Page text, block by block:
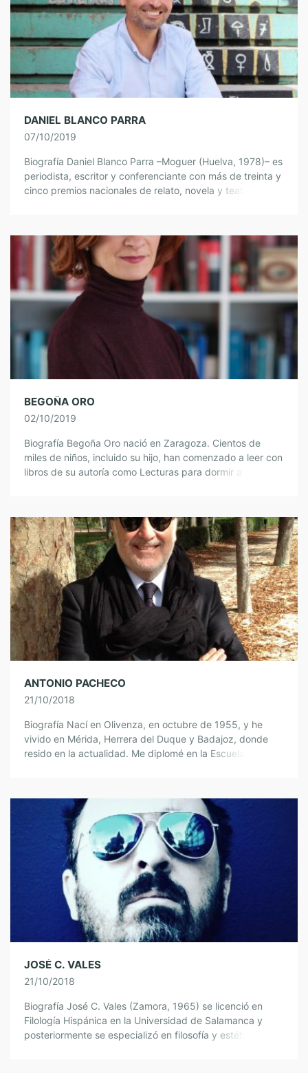
DANIEL BLANCO PARRA
07/10/2019
Biografía Daniel Blanco Parra –Moguer (Huelva, 1978)– es
periodista, escritor y conferenciante con más de treinta y
cinco premios nacionales de relato, novela y teatro, como
BEGOÑA ORO
02/10/2019
Biografía Begoña Oro nació en Zaragoza. Cientos de
miles de niños, incluido su hijo, han comenzado a leer con
libros de su autoría como Lecturas para dormir a un rey,
ANTONIO PACHECO
21/10/2018
Biografía Nací en Olivenza, en octubre de 1955, y he
vivido en Mérida, Herrera del Duque y Badajoz, donde
resido en la actualidad. Me diplomé en la Escuela
JOSÉ C. VALES
21/10/2018
Biografía José C. Vales (Zamora, 1965) se licenció en
Filología Hispánica en la Universidad de Salamanca y
posteriormente se especializó en filosofía y estética de la